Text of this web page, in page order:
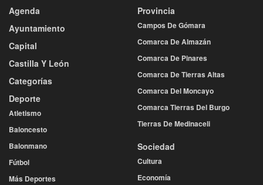
Agenda
Ayuntamiento
Capital
Castilla Y León
Categorías
Deporte
Atletismo
Baloncesto
Balonmano
Fútbol
Más Deportes
Provincia
Campos De Gómara
Comarca De Almazán
Comarca De Pinares
Comarca De Tierras Altas
Comarca Del Moncayo
Comarca Tierras Del Burgo
Tierras De Medinaceli
Sociedad
Cultura
Economía